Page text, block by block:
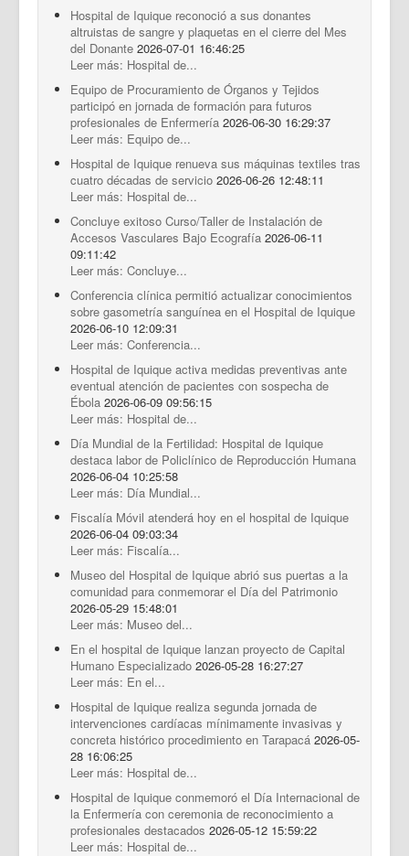
Hospital de Iquique reconoció a sus donantes
altruistas de sangre y plaquetas en el cierre del Mes
del Donante 2026-07-01 16:46:25
Leer más: Hospital de...
Equipo de Procuramiento de Órganos y Tejidos
participó en jornada de formación para futuros
profesionales de Enfermería 2026-06-30 16:29:37
Leer más: Equipo de...
Hospital de Iquique renueva sus máquinas textiles tras
cuatro décadas de servicio 2026-06-26 12:48:11
Leer más: Hospital de...
Concluye exitoso Curso/Taller de Instalación de
Accesos Vasculares Bajo Ecografía 2026-06-11
09:11:42
Leer más: Concluye...
Conferencia clínica permitió actualizar conocimientos
sobre gasometría sanguínea en el Hospital de Iquique
2026-06-10 12:09:31
Leer más: Conferencia...
Hospital de Iquique activa medidas preventivas ante
eventual atención de pacientes con sospecha de
Ébola 2026-06-09 09:56:15
Leer más: Hospital de...
Día Mundial de la Fertilidad: Hospital de Iquique
destaca labor de Policlínico de Reproducción Humana
2026-06-04 10:25:58
Leer más: Día Mundial...
Fiscalía Móvil atenderá hoy en el hospital de Iquique
2026-06-04 09:03:34
Leer más: Fiscalía...
Museo del Hospital de Iquique abrió sus puertas a la
comunidad para conmemorar el Día del Patrimonio
2026-05-29 15:48:01
Leer más: Museo del...
En el hospital de Iquique lanzan proyecto de Capital
Humano Especializado 2026-05-28 16:27:27
Leer más: En el...
Hospital de Iquique realiza segunda jornada de
intervenciones cardíacas mínimamente invasivas y
concreta histórico procedimiento en Tarapacá 2026-05-
28 16:06:25
Leer más: Hospital de...
Hospital de Iquique conmemoró el Día Internacional de
la Enfermería con ceremonia de reconocimiento a
profesionales destacados 2026-05-12 15:59:22
Leer más: Hospital de...